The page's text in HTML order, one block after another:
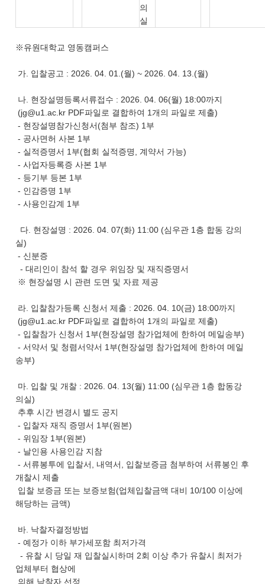
의
실
※유원대학교 영동캠퍼스
가. 입찰공고 : 2026. 04. 01.(월) ~ 2026. 04. 13.(월)
나. 현장설명등록서류접수 : 2026. 04. 06(월) 18:00까지
(jg@u1.ac.kr PDF파일로 결합하여 1개의 파일로 제출)
- 현장설명참가신청서(첨부 참조) 1부
- 공사면허 사본 1부
- 실적증명서 1부(협회 실적증명, 계약서 가능)
- 사업자등록증 사본 1부
- 등기부 등본 1부
- 인감증명 1부
- 사용인감계 1부
다. 현장설명 : 2026. 04. 07(화) 11:00 (심우관 1층 합동 강의
실)
- 신분증
- 대리인이 참석 할 경우 위임장 및 재직증명서
※ 현장설명 시 관련 도면 및 자료 제공
라. 입찰참가등록 신청서 제출 : 2026. 04. 10(금) 18:00까지
(jg@u1.ac.kr PDF파일로 결합하여 1개의 파일로 제출)
- 입찰참가 신청서 1부(현장설명 참가업체에 한하여 메일송부)
- 서약서 및 청렴서약서 1부(현장설명 참가업체에 한하여 메일
송부)
마. 입찰 및 개찰 : 2026. 04. 13(월) 11:00 (심우관 1층 합동강
의실)
추후 시간 변경시 별도 공지
- 입찰자 재직 증명서 1부(원본)
- 위임장 1부(원본)
- 날인용 사용인감 지참
- 서류봉투에 입찰서, 내역서, 입찰보증금 첨부하여 서류봉인 후
개찰시 제출
입찰 보증금 또는 보증보험(업체입찰금액 대비 10/100 이상에
해당하는 금액)
바. 낙찰자결정방법
- 예정가 이하 부가세포함 최저가격
- 유찰 시 당일 재 입찰실시하며 2회 이상 추가 유찰시 최저가
업체부터 협상에
의해 낙찰자 선정